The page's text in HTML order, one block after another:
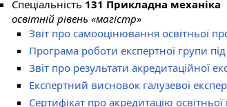
Спеціальність 131 Прикладна механіка
освітній рівень «магістр»
Звіт про самооцінювання освітньої
Програма роботи експертної групи
Звіт про результати акредитаційної
Експертний висновок галузевої
Сертифікат про акредитацію